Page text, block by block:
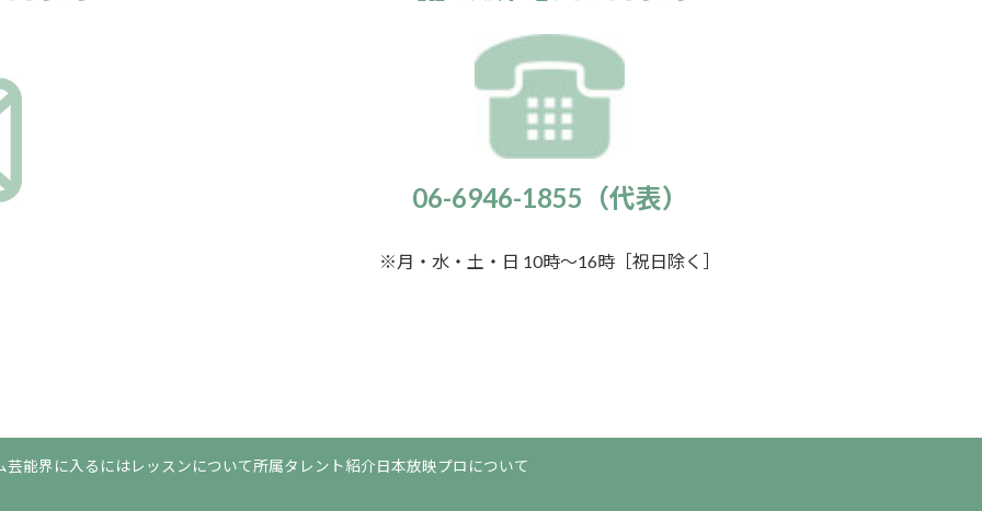
06-6946-1855（代表）
※月・水・土・日 10時～16時［祝日除く］
芸能界に入るにはレッスンについて所属タレント紹介日本放映プロについて